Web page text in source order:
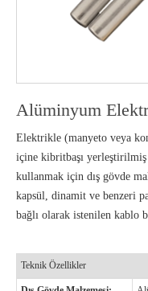
Alüminyum
Elektrikle (manyeto veya
içine kibritbaşı
kullanmak için dış gövde
kapsül, dinamit ve benzeri
bağlı olarak istenilen kablo
Teknik Özellikler